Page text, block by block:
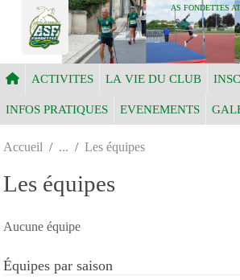
AS FONDETTES
ACTIVITES LA VIE DU CLUB
INFOS PRATIQUES EVENEMENTS
Accueil Les équipes
Les équipes
Aucune équipe
Équipes par saison
Panneau de gestion des cookies